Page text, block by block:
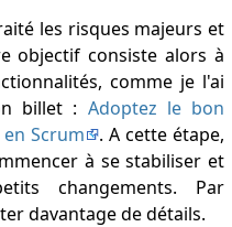
les risques majeurs et
objectif consiste alors à
comme je l'ai
billet : Adoptez le bon
Scrum
. A cette étape,
à se stabiliser et
changements. Par
davantage de détails.